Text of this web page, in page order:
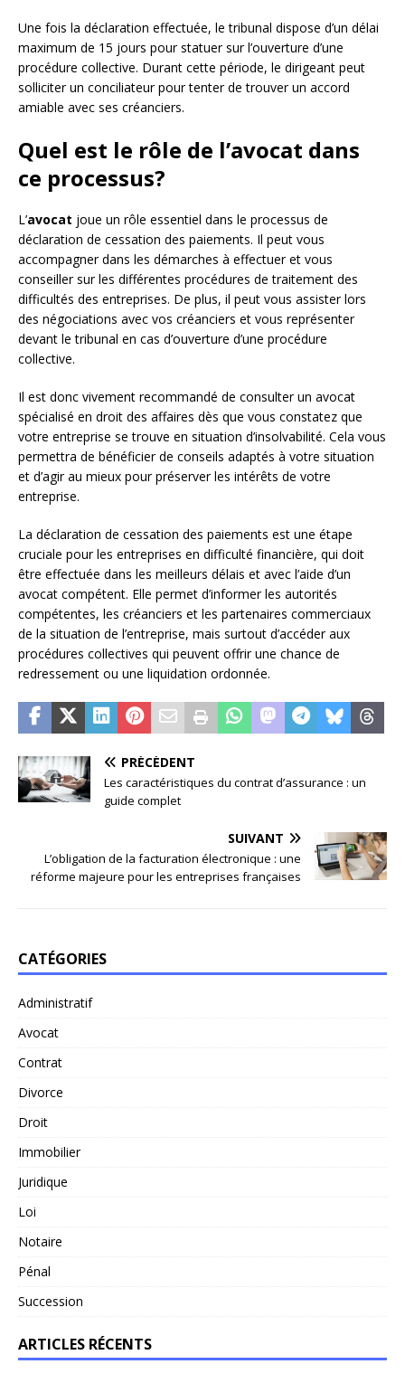
Une fois la déclaration effectuée, le tribunal dispose d’un délai
maximum de 15 jours pour statuer sur l’ouverture d’une
procédure collective. Durant cette période, le dirigeant peut
solliciter un conciliateur pour tenter de trouver un accord
amiable avec ses créanciers.
Quel est le rôle de l’avocat dans
ce processus?
L’avocat joue un rôle essentiel dans le processus de
déclaration de cessation des paiements. Il peut vous
accompagner dans les démarches à effectuer et vous
conseiller sur les différentes procédures de traitement des
difficultés des entreprises. De plus, il peut vous assister lors
des négociations avec vos créanciers et vous représenter
devant le tribunal en cas d’ouverture d’une procédure
collective.
Il est donc vivement recommandé de consulter un avocat
spécialisé en droit des affaires dès que vous constatez que
votre entreprise se trouve en situation d’insolvabilité. Cela vous
permettra de bénéficier de conseils adaptés à votre situation
et d’agir au mieux pour préserver les intérêts de votre
entreprise.
La déclaration de cessation des paiements est une étape
cruciale pour les entreprises en difficulté financière, qui doit
être effectuée dans les meilleurs délais et avec l’aide d’un
avocat compétent. Elle permet d’informer les autorités
compétentes, les créanciers et les partenaires commerciaux
de la situation de l’entreprise, mais surtout d’accéder aux
procédures collectives qui peuvent offrir une chance de
redressement ou une liquidation ordonnée.
PRÉCÉDENT
Les caractéristiques du contrat d’assurance : un
guide complet
SUIVANT
L’obligation de la facturation électronique : une
réforme majeure pour les entreprises françaises
CATÉGORIES
Administratif
Avocat
Contrat
Divorce
Droit
Immobilier
Juridique
Loi
Notaire
Pénal
Succession
ARTICLES RÉCENTS